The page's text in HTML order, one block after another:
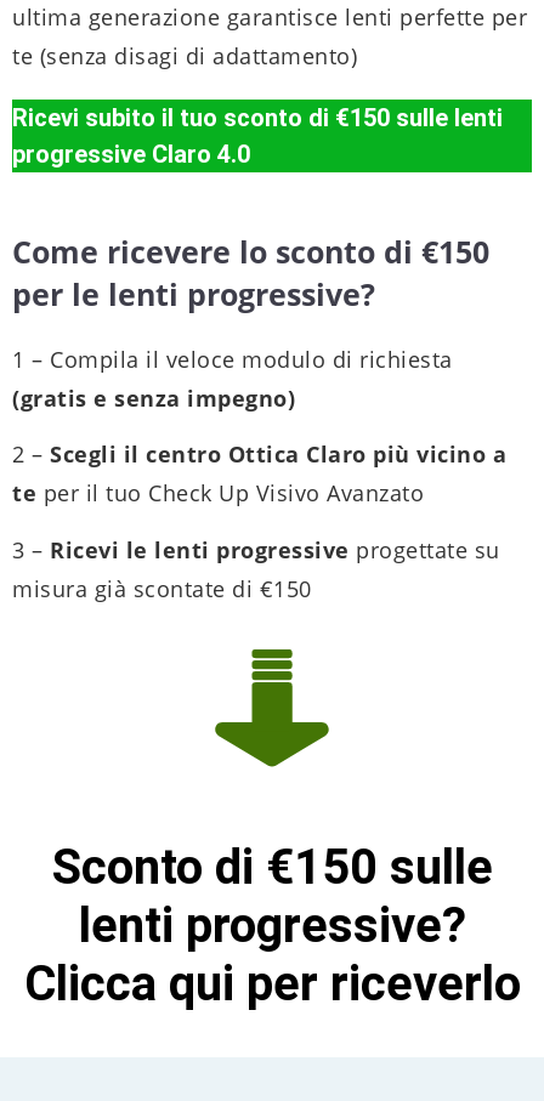
ultima generazione garantisce lenti perfette per
te (senza disagi di adattamento)
Ricevi subito il tuo sconto di €150 sulle lenti
progressive Claro 4.0
Come ricevere lo sconto di €150
per le lenti progressive?
1 – Compila il veloce modulo di richiesta
(gratis e senza impegno)
2 – Scegli il centro Ottica Claro più vicino a
te per il tuo Check Up Visivo Avanzato
3 – Ricevi le lenti progressive progettate su
misura già scontate di €150
Sconto di €150 sulle
lenti progressive?
Clicca qui per riceverlo